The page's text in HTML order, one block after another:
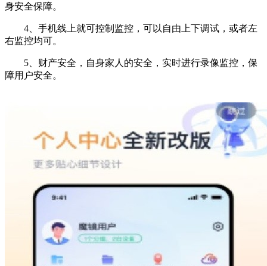
身安全保障。
4、手机线上就可控制监控，可以自由上下调试，或者左
右监控均可。
5、财产安全，自身家人的安全，实时进行录像监控，保
障用户安全。